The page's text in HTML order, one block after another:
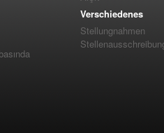
Verschiedenes
Stellungnahmen